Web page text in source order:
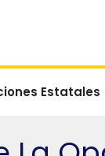
Estatales